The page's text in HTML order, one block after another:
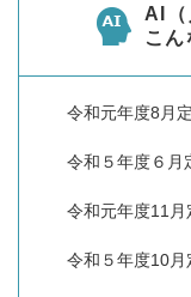
AI（
こ
令和元年度8月
令和５年度６月
令和元年度11
令和５年度10